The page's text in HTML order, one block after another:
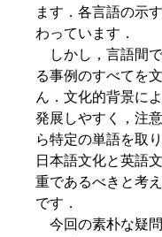
ます．各言語の示
わっています．
しかし，言語間
る事例のすべてを
ん．文化的背景に
発展しやすく，注
ら特定の単語を取
日本語文化と英語
重であるべきと考
です．
今回の素朴な疑